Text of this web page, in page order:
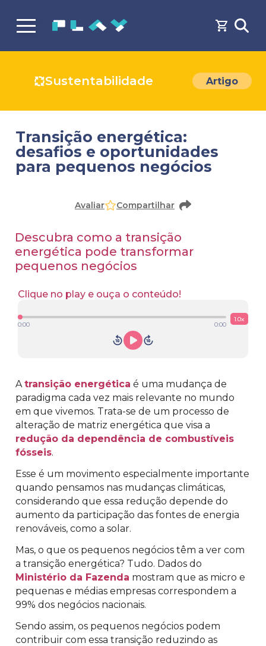
Sustentabilidade Artigo
Transição energética:
desafios e oportunidades
para pequenos negócios
Avaliar Compartilhar
Descubra como a transição
energética pode transformar
pequenos negócios
Clique no play e ouça o conteúdo!
0:00 0:00
1.0x
Atransição energética é uma mudança de
paradigma cada vez mais relevante no mundo
em que vivemos. Trata-se de um processo de
alteração de matriz energética que visa a
redução da dependência de combustíveis
fósseis.
Esse é um movimento especialmente importante
quando pensamos nas mudanças climáticas,
considerando que essa redução depende do
aumento da participação das fontes de energia
renováveis, como a solar.
Mas, o que os pequenos negócios têm a ver com
a transição energética? Tudo. Dados do
Ministério da Fazenda mostram que as micro e
pequenas e médias empresas correspondem a
99% dos negócios nacionais.
Sendo assim, os pequenos negócios podem
contribuir com essa transição reduzindo as